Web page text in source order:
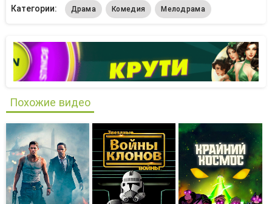
Категории:
Драма Комедия Мелодрама
Похожие видео